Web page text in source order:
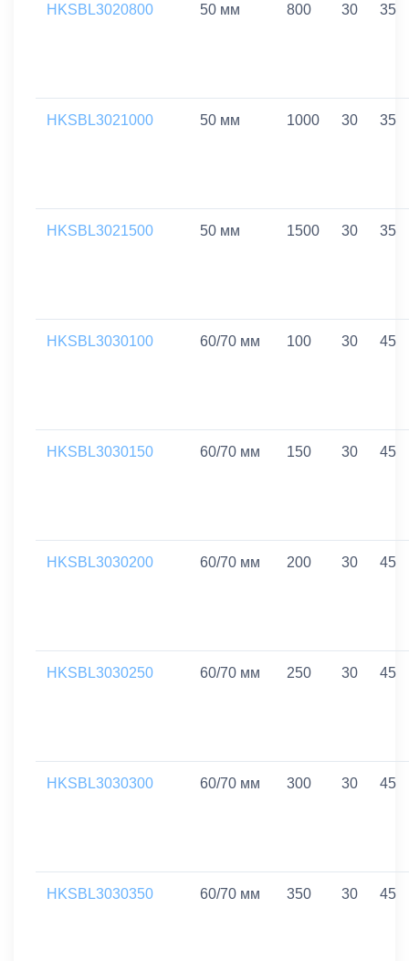
HKSBL3020800 50 мм 800 30 35
HKSBL3021000 50 мм 1000 30 35
HKSBL3021500 50 мм 1500 30 35
HKSBL3030100 60/70 мм 100 30 45
HKSBL3030150 60/70 мм 150 30 45
HKSBL3030200 60/70 мм 200 30 45
HKSBL3030250 60/70 мм 250 30 45
HKSBL3030300 60/70 мм 300 30 45
HKSBL3030350 60/70 мм 350 30 45